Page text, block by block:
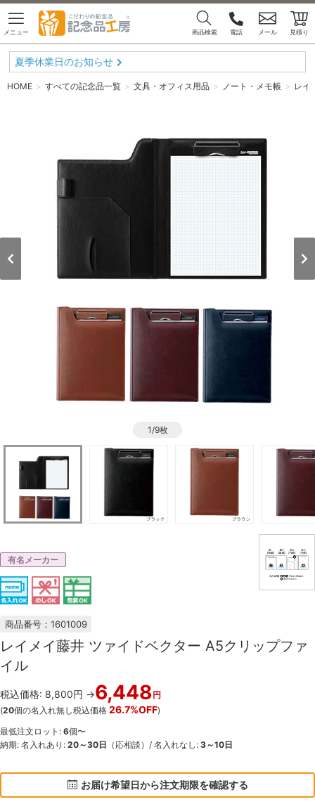
メニュー 商品検索 電話 メール 見積り
夏季休業日のお知らせ
HOME すべての記念品一覧 文具・オフィス用品 ノート・メモ帳 レイ
1/9枚
有名メーカー
商品番号：1601009
レイメイ藤井 ツァイドベクター A5クリップファ
イル
税込価格: 8,800円 →6,448円
(20個の名入れ無し税込価格 26.7%OFF)
最低注文ロット: 6個〜
納期: 名入れあり: 20～30日 （応相談）/ 名入れなし: 3～10日
お届け希望日から注文期限を確認する